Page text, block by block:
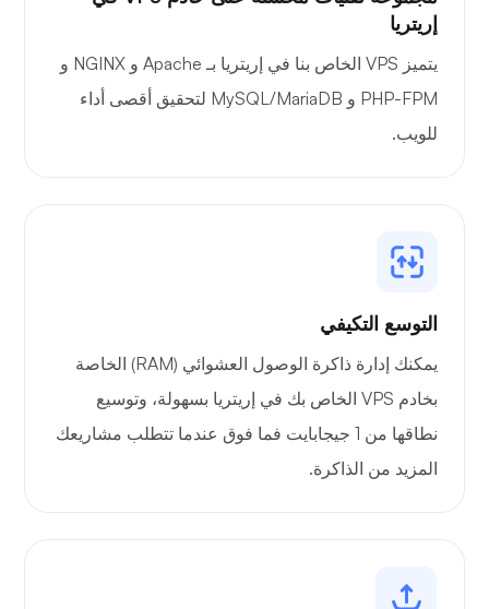
إريتريا
يتميز VPS الخاص بنا في إريتريا بـ Apache و NGINX و
PHP-FPM و MySQL/MariaDB لتحقيق أقصى أداء
للويب.
التوسع التكيفي
يمكنك إدارة ذاكرة الوصول العشوائي (RAM) الخاصة
بخادم VPS الخاص بك في إريتريا بسهولة، وتوسيع
نطاقها من 1 جيجابايت فما فوق عندما تتطلب مشاريعك
المزيد من الذاكرة.